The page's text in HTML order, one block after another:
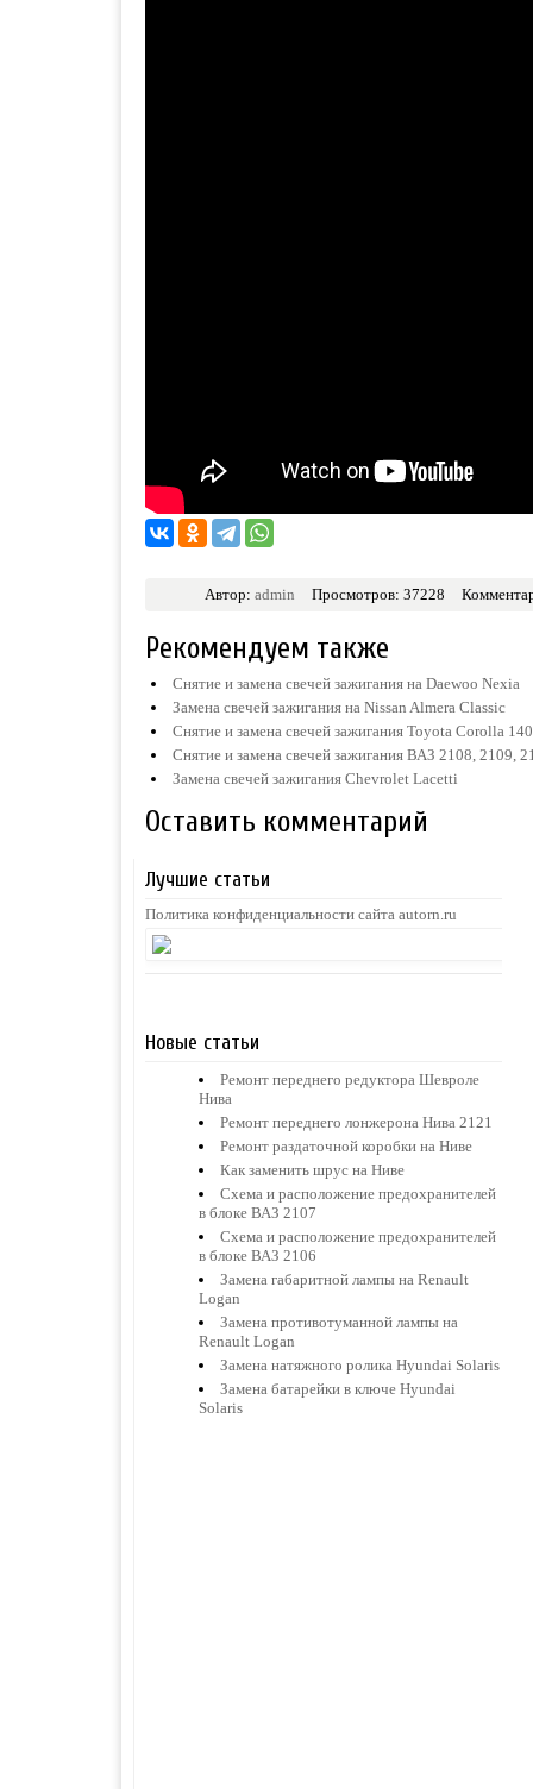
Автор: admin Просмотров: 37228
Рекомендуем также
Снятие и замена свечей зажигания на Daewoo Nexia
Замена свечей зажигания на Nissan Almera Classic
Снятие и замена свечей зажигания Toyota Corolla
Снятие и замена свечей зажигания ВАЗ 2108, 2109,
Замена свечей зажигания Chevrolet Lacetti
Оставить комментарий
Лучшие статьи
Политика конфиденциальности сайта autorn.ru
Новые статьи
Ремонт переднего редуктора Шевроле
Нива
Ремонт переднего лонжерона Нива 2121
Ремонт раздаточной коробки на Ниве
Как заменить шрус на Ниве
Схема и расположение предохранителей
в блоке ВАЗ 2107
Схема и расположение предохранителей
в блоке ВАЗ 2106
Замена габаритной лампы на Renault
Logan
Замена противотуманной лампы на
Renault Logan
Замена натяжного ролика Hyundai Solaris
Замена батарейки в ключе Hyundai
Solaris